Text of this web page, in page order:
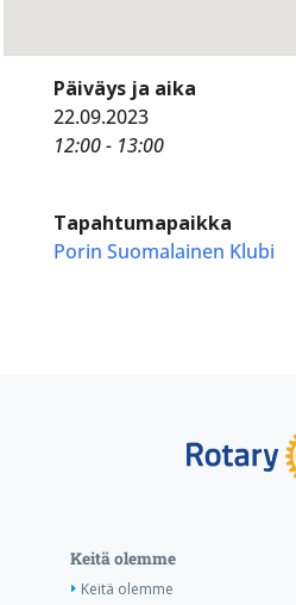
Päiväys ja aika
22.09.2023
12:00 - 13:00
Tapahtumapaikka
Porin Suomalainen Klubi
Keitä olemme
Keitä olemme